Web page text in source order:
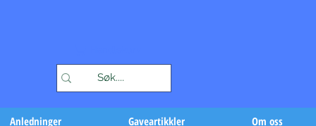
Anledninger Gaveartikkler Om oss